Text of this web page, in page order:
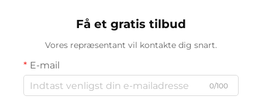
Få et gratis tilbud
Vores repræsentant vil kontakte dig snart.
E-mail
0/100